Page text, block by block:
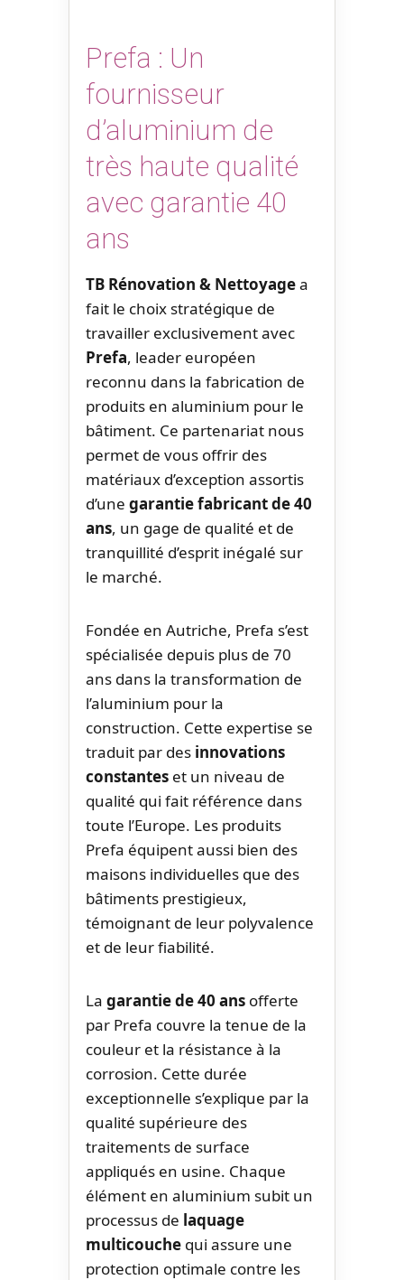
Prefa : Un
fournisseur
d’aluminium de
très haute qualité
avec garantie 40
ans
TB Rénovation & Nettoyagea
fait le choix stratégique de
travailler exclusivement avec
Prefa, leader européen
reconnu dans la fabrication de
produits en aluminium pour le
bâtiment. Ce partenariat nous
permet de vous offrir des
matériaux d’exception assortis
d’une garantie fabricant de 40
ans, un gage de qualité et de
tranquillité d’esprit inégalé sur
le marché.
Fondée en Autriche, Prefa s’est
spécialisée depuis plus de 70
ans dans la transformation de
l’aluminium pour la
construction. Cette expertise se
traduit par des innovations
constantes et un niveau de
qualité qui fait référence dans
toute l’Europe. Les produits
Prefa équipent aussi bien des
maisons individuelles que des
bâtiments prestigieux,
témoignant de leur polyvalence
et de leur fiabilité.
La garantie de 40 ans offerte
par Prefa couvre la tenue de la
couleur et la résistance à la
corrosion. Cette durée
exceptionnelle s’explique par la
qualité supérieure des
traitements de surface
appliqués en usine. Chaque
élément en aluminium subit un
processus de laquage
multicouche qui assure une
protection optimale contre les